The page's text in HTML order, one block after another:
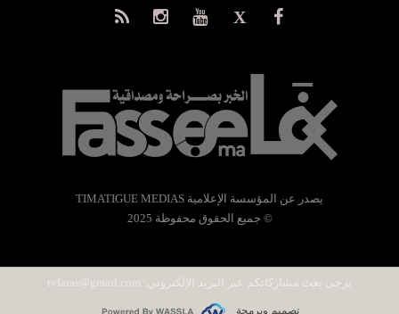
يصدر عن المؤسسة الإعلامية TIMATIGUE MEDIAS
© جميع الحقوق محفوظة 2025
يرجى بعث مشاركاتكم عبر البريد الإلكتروني: tvfaras@gmail.com
تصميم وبرمجة